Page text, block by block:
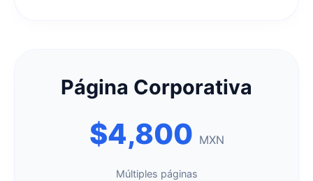
Página Corporativa
$4,800 MXN
Múltiples páginas